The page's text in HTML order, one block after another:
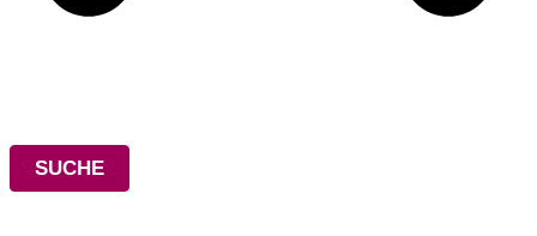
SUCHE